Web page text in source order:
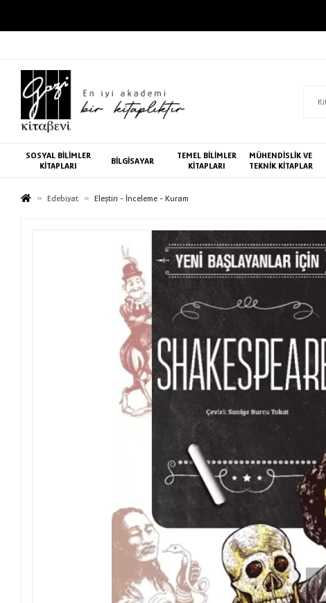
SOSYAL BİLİMLER
KİTAPLARI
BİLGİSAYAR
TEMEL BİLİMLER
KİTAPLARI
MÜHENDİSLİK VE
TEKNİK KİTAPLAR
Edebiyat Eleştiri - İnceleme - Kuram